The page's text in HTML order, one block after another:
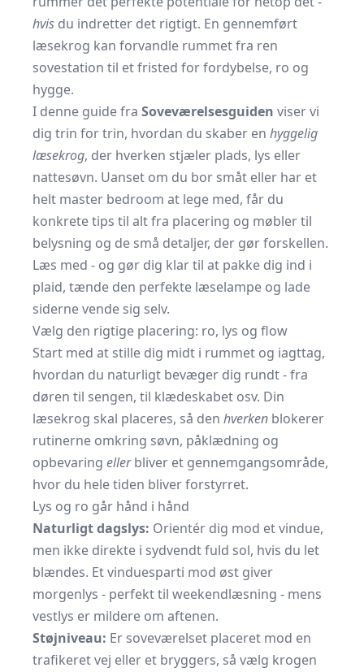
hvis du indretter det rigtigt. En gennemført
læsekrog kan forvandle rummet fra ren
sovestation til et fristed for fordybelse, ro og
hygge.
I denne guide fra Soveværelsesguiden viser vi
dig trin for trin, hvordan du skaber en hyggelig
læsekrog, der hverken stjæler plads, lys eller
nattesøvn. Uanset om du bor småt eller har et
helt master bedroom at lege med, får du
konkrete tips til alt fra placering og møbler til
belysning og de små detaljer, der gør forskellen.
Læs med - og gør dig klar til at pakke dig ind i
plaid, tænde den perfekte læselampe og lade
siderne vende sig selv.
Vælg den rigtige placering: ro, lys og flow
Start med at stille dig midt i rummet og iagttag,
hvordan du naturligt bevæger dig rundt - fra
døren til sengen, til klædeskabet osv. Din
læsekrog skal placeres, så den hverken blokerer
rutinerne omkring søvn, påklædning og
opbevaring ellerbliver et gennemgangsområde,
hvor du hele tiden bliver forstyrret.
Lys og ro går hånd i hånd
Naturligt dagslys: Orientér dig mod et vindue,
men ikke direkte i sydvendt fuld sol, hvis du let
blændes. Et vinduesparti mod øst giver
morgenlys - perfekt til weekendlæsning - mens
vestlys er mildere om aftenen.
Støjniveau: Er soveværelset placeret mod en
trafikeret vej eller et bryggers, så vælg krogen